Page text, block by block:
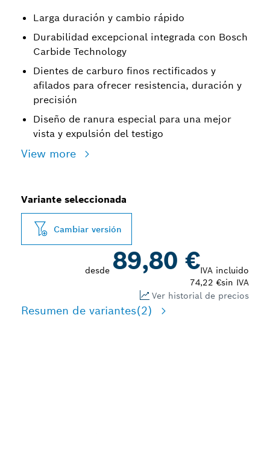
Larga duración y cambio rápido
Durabilidad excepcional integrada con Bosch
Carbide Technology
Dientes de carburo finos rectificados y
afilados para ofrecer resistencia, duración y
precisión
Diseño de ranura especial para una mejor
vista y expulsión del testigo
View more
Variante seleccionada
Cambiar versión
desde 89,80 €IVA incluido
74,22 €sin IVA
Ver historial de precios
Resumen de variantes(2)